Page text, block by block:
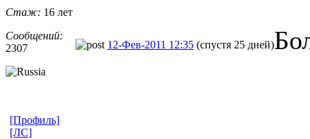
Стаж: 16 лет
Сообщений:
2307
12-Фев-2011 12:35 (спустя 25 дней)
[Профиль]
[ЛС]